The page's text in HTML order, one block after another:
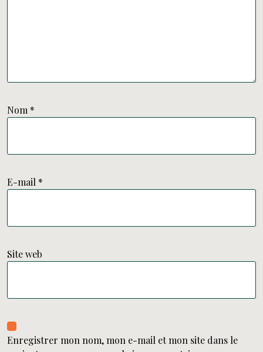
Nom *
E-mail *
Site web
Enregistrer mon nom, mon e-mail et mon site dans le